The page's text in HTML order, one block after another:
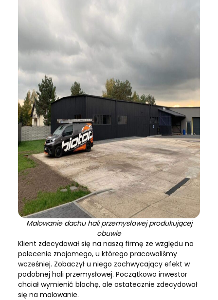
Malowanie dachu hali przemysłowej produkującej
obuwie
Klient zdecydował się na naszą firmę ze względu na
polecenie znajomego, u którego pracowaliśmy
wcześniej. Zobaczył u niego zachwycający efekt w
podobnej hali przemysłowej. Początkowo inwestor
chciał wymienić blachę, ale ostatecznie zdecydował
się na malowanie.